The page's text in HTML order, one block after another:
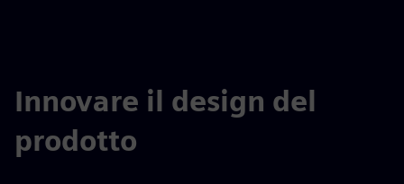
Innovare il design del
prodotto